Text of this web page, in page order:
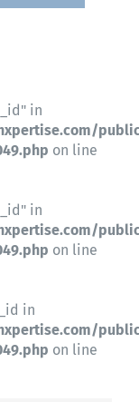
in
on line
in
on line
in
on line